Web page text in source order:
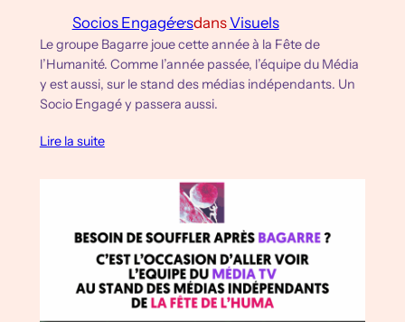
Socios Engagé·e·sdansVisuels
Le groupe Bagarre joue cette année à la Fête de
l’Humanité. Comme l’année passée, l’équipe du Média
y est aussi, sur le stand des médias indépendants. Un
Socio Engagé y passera aussi.
Lire la suite